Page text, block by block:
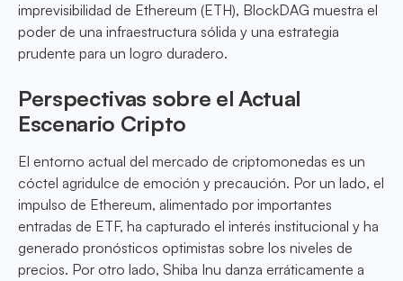
imprevisibilidad de Ethereum (ETH), BlockDAG muestra el
poder de una infraestructura sólida y una estrategia
prudente para un logro duradero.
Perspectivas sobre el Actual
Escenario Cripto
El entorno actual del mercado de criptomonedas es un
cóctel agridulce de emoción y precaución. Por un lado, el
impulso de Ethereum, alimentado por importantes
entradas de ETF, ha capturado el interés institucional y ha
generado pronósticos optimistas sobre los niveles de
precios. Por otro lado, Shiba Inu danza erráticamente a